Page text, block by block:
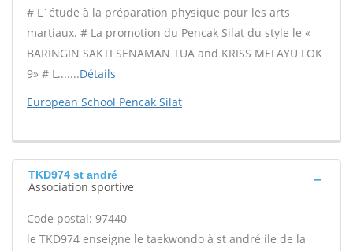
# L´étude à la préparation physique pour les arts
martiaux. # La promotion du Pencak Silat du style le «
BARINGIN SAKTI SENAMAN TUA and KRISS MELAYU LOK
9» # L.......Détails
European School Pencak Silat
TKD974 st andré
Association sportive
Code postal: 97440
le TKD974 enseigne le taekwondo à st andré ile de la